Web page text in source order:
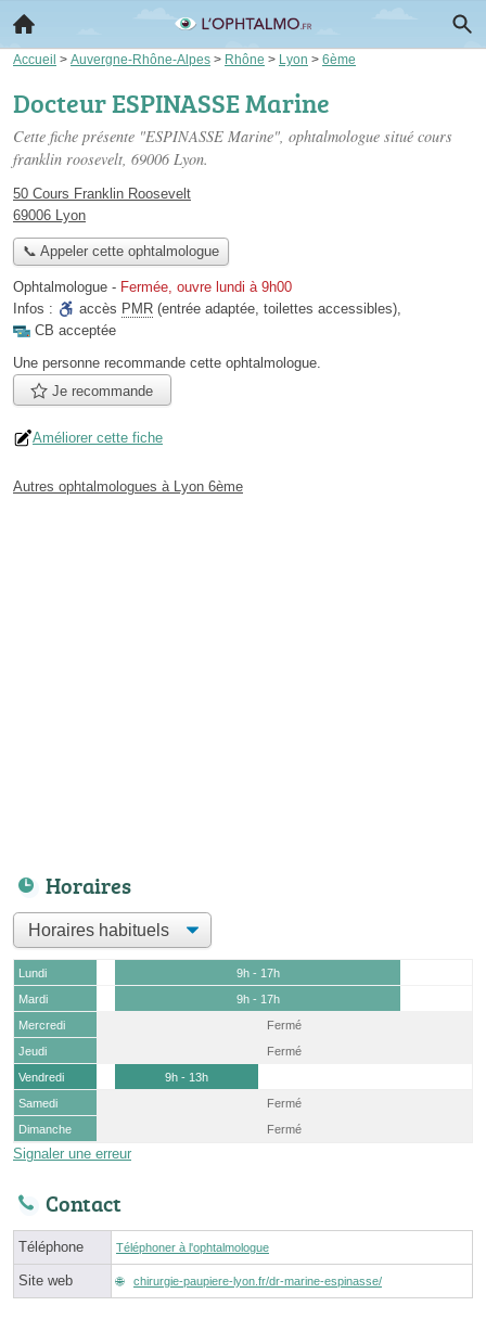
Accueil > Auvergne-Rhône-Alpes > Rhône > Lyon > 6ème
Docteur ESPINASSE Marine
Cette fiche présente "ESPINASSE Marine", ophtalmologue situé cours
franklin roosevelt, 69006 Lyon.
50 Cours Franklin Roosevelt
69006 Lyon
📞 Appeler cette ophtalmologue
Ophtalmologue - Fermée, ouvre lundi à 9h00
Infos :
accès PMR (entrée adaptée, toilettes accessibles),
CB acceptée
Une personne recommande cette ophtalmologue.
Je recommande
Améliorer cette fiche
Autres ophtalmologues à Lyon 6ème
Horaires
Lundi
9h - 17h
Mardi
9h - 17h
Mercredi
Fermé
Jeudi
Fermé
Vendredi
9h - 13h
Samedi
Fermé
Dimanche
Fermé
Signaler une erreur
Contact
Téléphone Téléphoner à l'ophtalmologue
Site web chirurgie-paupiere-lyon.fr/dr-marine-espinasse/